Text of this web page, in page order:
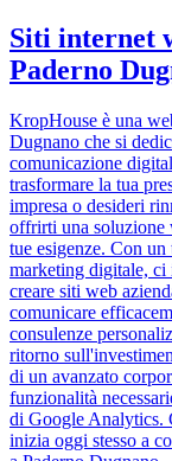
Siti internet
Paderno
KropHouse è una
Dugnano che si
comunicazione
trasformare la tua
impresa o desideri
offrirti una soluzione
tue esigenze. Con
marketing digitale, ci
creare siti web
comunicare
consulenze
ritorno
di un avanzato
funzionalità
di Google Analytics.
inizia oggi stesso a